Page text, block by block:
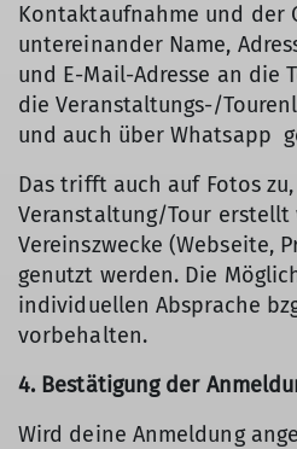
Kontaktaufnahme und der
untereinander Name,
und E-Mail-Adresse an die
die Veranstaltungs-/
und auch über Whatsapp
Das trifft auch auf Fotos
Veranstaltung/Tour erstellt
Vereinszwecke (Webseite,
genutzt werden. Die
individuellen Absprache
vorbehalten.
4. Bestätigung der
Wird deine Anmeldung